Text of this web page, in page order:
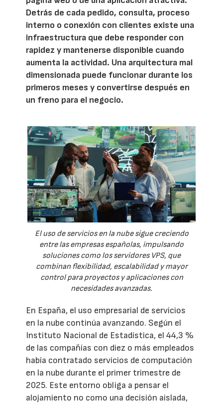
Detrás de cada pedido, consulta, proceso
interno o conexión con clientes existe una
infraestructura que debe responder con
rapidez y mantenerse disponible cuando
aumenta la actividad. Una arquitectura mal
dimensionada puede funcionar durante los
primeros meses y convertirse después en
un freno para el negocio.
El uso de servicios en la nube sigue creciendo
entre las empresas españolas, impulsando
soluciones como los servidores VPS, que
combinan flexibilidad, escalabilidad y mayor
control para proyectos y aplicaciones con
necesidades avanzadas.
En España, el uso empresarial de servicios
en la nube continúa avanzando. Según el
Instituto Nacional de Estadística, el 44,3 %
de las compañías con diez o más empleados
había contratado servicios de computación
en la nube durante el primer trimestre de
2025. Este entorno obliga a pensar el
alojamiento no como una decisión aislada,